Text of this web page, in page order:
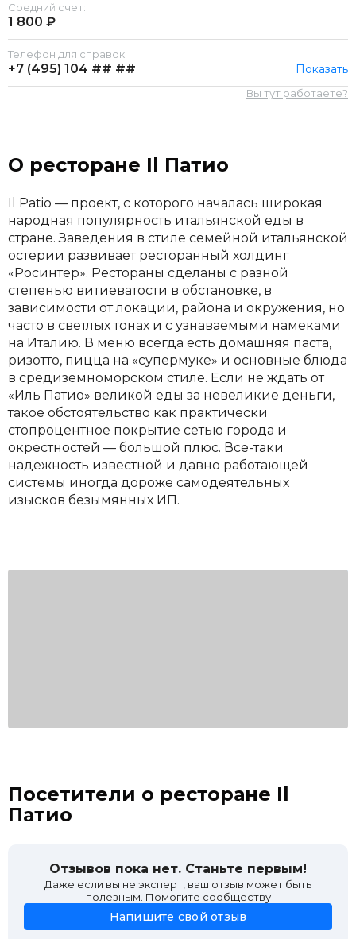
Средний счет:
1 800 ₽
Телефон для справок:
+7 (495) 104 ## ## Показать
Вы тут работаете?
О ресторане Il Патио
Il Patio — проект, с которого началась широкая
народная популярность итальянской еды в
стране. Заведения в стиле семейной итальянской
остерии развивает ресторанный холдинг
«Росинтер». Рестораны сделаны с разной
степенью витиеватости в обстановке, в
зависимости от локации, района и окружения, но
часто в светлых тонах и с узнаваемыми намеками
на Италию. В меню всегда есть домашняя паста,
ризотто, пицца на «супермуке» и основные блюда
в средиземноморском стиле. Если не ждать от
«Иль Патио» великой еды за невеликие деньги,
такое обстоятельство как практически
стопроцентное покрытие сетью города и
окрестностей — большой плюс. Все-таки
надежность известной и давно работающей
системы иногда дороже самодеятельных
изысков безымянных ИП.
Посетители о ресторане Il
Патио
Отзывов пока нет. Станьте первым!
Даже если вы не эксперт, ваш отзыв может быть
полезным. Помогите сообществу
Напишите свой отзыв